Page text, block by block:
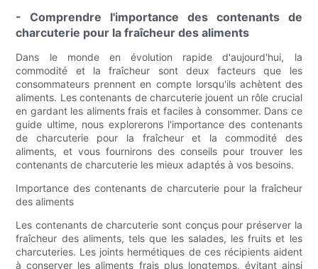
- Comprendre l'importance des contenants de
charcuterie pour la fraîcheur des aliments
Dans le monde en évolution rapide d'aujourd'hui, la
commodité et la fraîcheur sont deux facteurs que les
consommateurs prennent en compte lorsqu'ils achètent des
aliments. Les contenants de charcuterie jouent un rôle crucial
en gardant les aliments frais et faciles à consommer. Dans ce
guide ultime, nous explorerons l'importance des contenants
de charcuterie pour la fraîcheur et la commodité des
aliments, et vous fournirons des conseils pour trouver les
contenants de charcuterie les mieux adaptés à vos besoins.
Importance des contenants de charcuterie pour la fraîcheur
des aliments
Les contenants de charcuterie sont conçus pour préserver la
fraîcheur des aliments, tels que les salades, les fruits et les
charcuteries. Les joints hermétiques de ces récipients aident
à conserver les aliments frais plus longtemps, évitant ainsi